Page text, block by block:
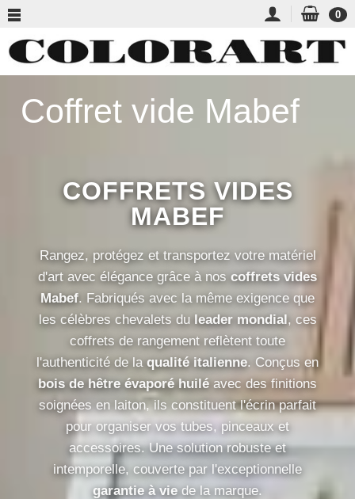
0
Coffret vide Mabef
COFFRETS VIDES
MABEF
Rangez, protégez et transportez votre matériel
d'art avec élégance grâce à noscoffrets vides
Mabef. Fabriqués avec la même exigence que
les célèbres chevalets duleader mondial, ces
coffrets de rangement reflètent toute
l'authenticité de laqualité italienne. Conçus en
bois de hêtre évaporé huiléavec des finitions
soignées en laiton, ils constituent l'écrin parfait
pour organiser vos tubes, pinceaux et
accessoires. Une solution robuste et
intemporelle, couverte par l'exceptionnelle
garantie à viede la marque.